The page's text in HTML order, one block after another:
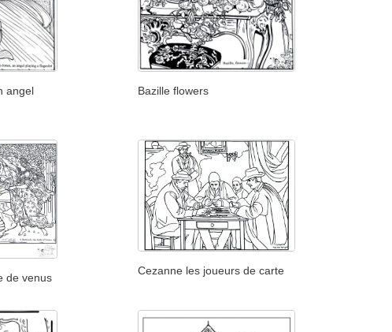
angel
Bazille flowers
de venus
Cezanne les joueurs de carte